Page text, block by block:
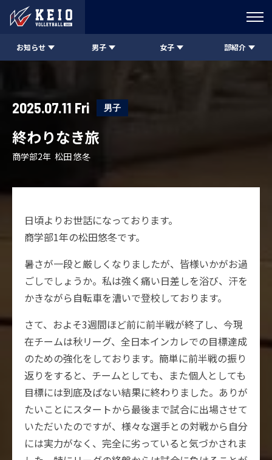
お知らせ 男子 女子 部紹介
2025.07.11 Fri 男子
終わりなき旅
商学部2年 松田 悠冬
日頃よりお世話になっております。
商学部1年の松田悠冬です。
暑さが一段と厳しくなりましたが、皆様いかがお過
ごしでしょうか。私は強く痛い日差しを浴び、汗を
かきながら自転車を漕いで登校しております。
さて、およそ3週間ほど前に前半戦が終了し、今現
在チームは秋リーグ、全日本インカレでの目標達成
のための強化をしております。簡単に前半戦の振り
返りをすると、チームとしても、また個人としても
目標には到底及ばない結果に終わりました。ありが
たいことにスタートから最後まで試合に出場させて
いただいたのですが、様々な選手との対戦から自分
には実力がなく、完全に劣っていると気づかされま